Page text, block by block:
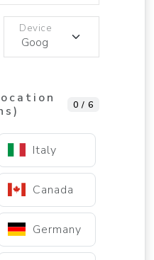
Device
0 / 6
Italy
Canada
Germany